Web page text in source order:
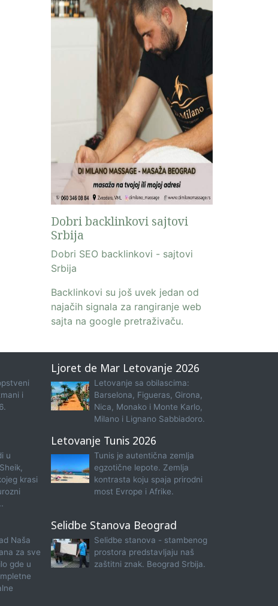
Dobri backlinkovi sajtovi
Srbija
Dobri SEO backlinkovi - sajtovi
Srbija
Backlinkovi su još uvek jedan od
najačih signala za rangiranje web
sajta na google pretraživaču.
i
Ljoret de Mar Letovanje 2026
Letovanje sa obilascima:
Barselona, Figueras, Girona,
Nica, Monako i Monte Karlo,
Milano i Lignano Sabbiadoro.
u
krasi
Letovanje Tunis 2026
Tunis je autentična zemlja
egzotične lepote. Zemlja
kontrasta koju spaja prirodni
most Evrope i Afrike.
Naša
za sve
gde u
Selidbe Stanova Beograd
Selidbe stanova - stambenog
prostora predstavljaju naš
zaštitni znak. Beograd Srbija.